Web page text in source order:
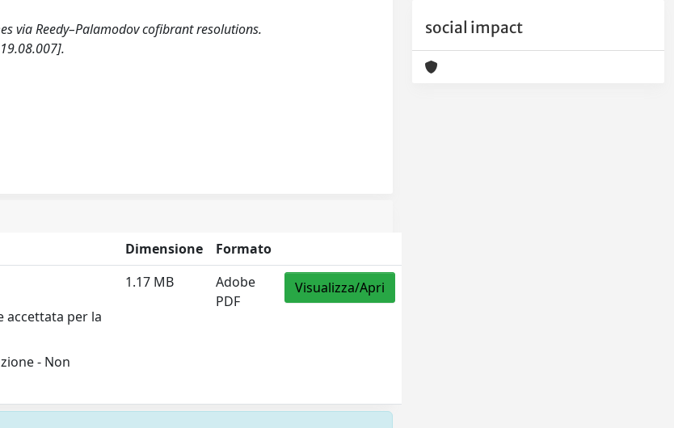
via Reedy–Palamodov cofibrant resolutions.
Dimensione Formato
accettata per la
- Non
1.17 MB
Adobe
PDF
Visualizza/Apri
social impact